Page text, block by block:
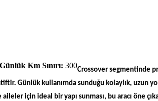
Günlük Km Sınırı: 300
Crossover segmentinde
Günlük kullanımda sunduğu kolaylık, uzun
için ideal bir yapı sunması, bu aracı öne